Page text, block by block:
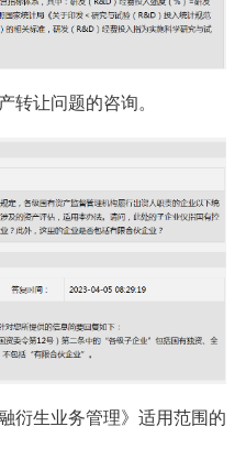
转让问题的咨询。
衍生业务管理》适用范围的